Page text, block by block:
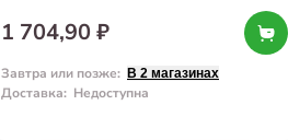
1 704,90 ₽
Завтра или позже: В 2 магазинах
Доставка: Недоступна